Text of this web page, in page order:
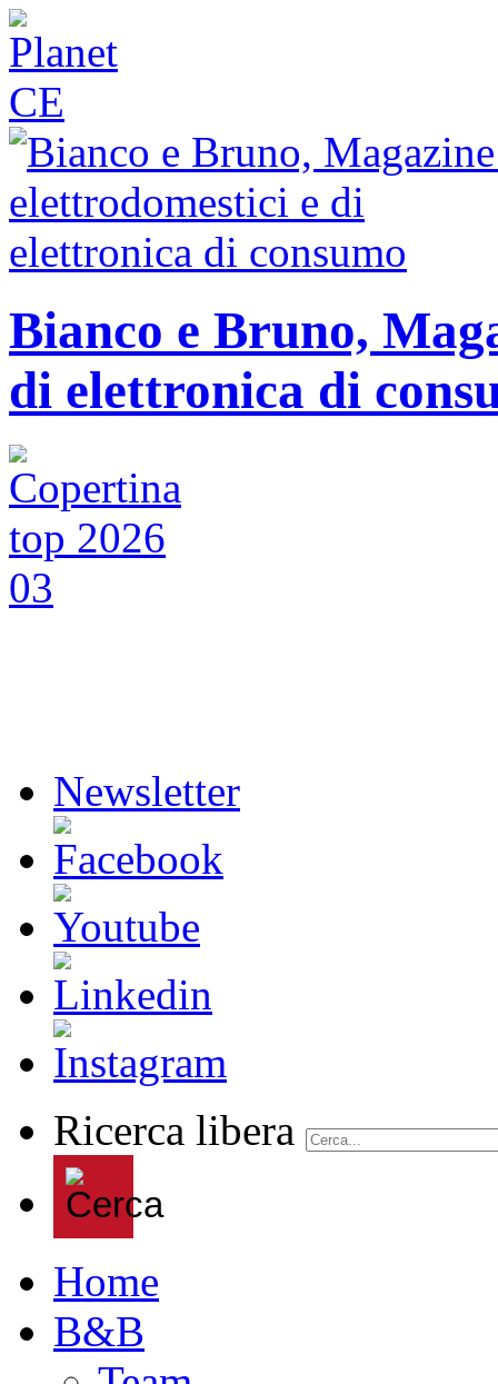
Bianco e Bruno,
di elettronica di
Newsletter
Ricerca libera
Home
B&B